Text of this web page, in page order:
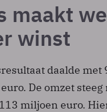
maakt
winst
daalde met
De omzet steeg
miljoen euro.